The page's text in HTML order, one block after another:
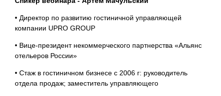
• Директор по развитию гостиничной управляющей
компании UPRO GROUP
• Вице-президент некоммерческого партнерства «Альянс
отельеров России»
• Стаж в гостиничном бизнесе с 2006 г: руководитель
отдела продаж; заместитель управляющего